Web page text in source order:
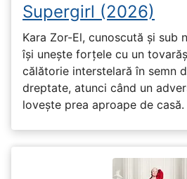
Supergirl (2026)
Kara Zor-El, cunoscută și sub
își unește forțele cu un
călătorie interstelară în semn
dreptate, atunci când un
lovește prea aproape de casă.